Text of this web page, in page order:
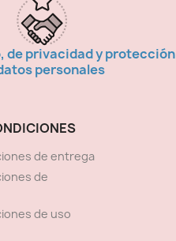
de privacidad y protección
personales
de entrega
de
de uso